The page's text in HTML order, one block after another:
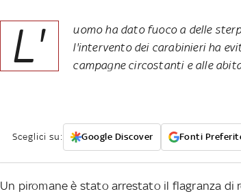
L'
uomo ha dato fuoco a delle
l'intervento dei carabinieri ha
campagne circostanti e alle
Sceglici su: Google Discover Fonti
Un piromane è stato arrestato il flagranza di